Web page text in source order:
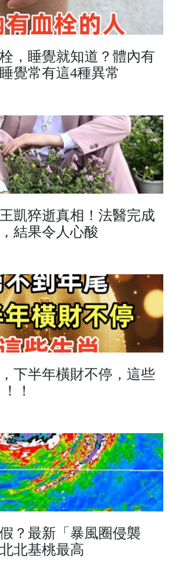
，睡覺就知道？體內有
覺常有這4種異常
凱猝逝真相！法醫完成
結果令人心酸
下半年橫財不停，這些
！
？最新「暴風圈侵襲
北基桃最高